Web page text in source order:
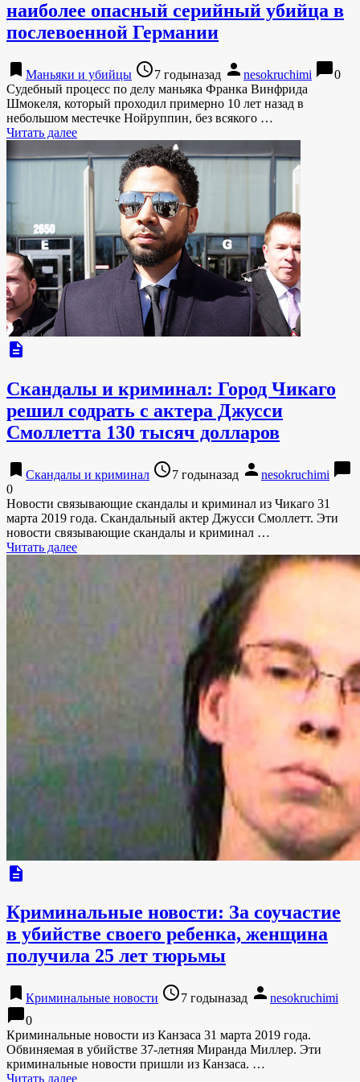
наиболее опасный серийный убийца в
послевоенной Германии
bookmark Маньяки и убийцы access_time7 годыназад person nesokruchimi chat_bubble0
Судебный процесс по делу маньяка Франка Винфрида
Шмокеля, который проходил примерно 10 лет назад в
небольшом местечке Нойруппин, без всякого …
Читать далее
description
Скандалы и криминал: Город Чикаго
решил содрать с актера Джусси
Смоллетта 130 тысяч долларов
bookmark Скандалы и криминал access_time7 годыназад person nesokruchimi chat_bubble
0
Новости связывающие скандалы и криминал из Чикаго 31
марта 2019 года. Скандальный актер Джусси Смоллетт. Эти
новости связывающие скандалы и криминал …
Читать далее
description
Криминальные новости: За соучастие
в убийстве своего ребенка, женщина
получила 25 лет тюрьмы
bookmark Криминальные новости access_time7 годыназад person nesokruchimi
chat_bubble0
Криминальные новости из Канзаса 31 марта 2019 года.
Обвиняемая в убийстве 37-летняя Миранда Миллер. Эти
криминальные новости пришли из Канзаса. …
Читать далее